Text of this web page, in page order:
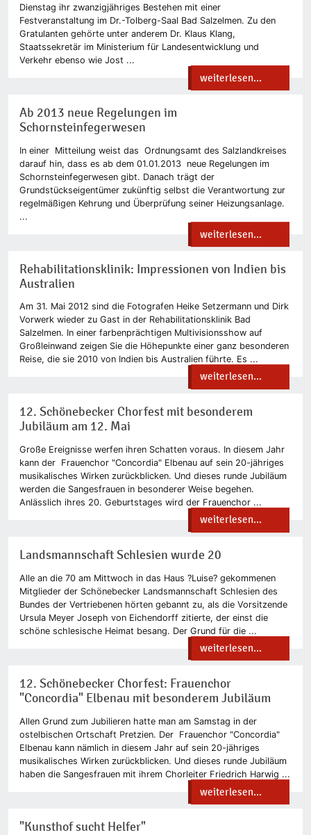
Dienstag ihr zwanzigjähriges Bestehen mit einer
Festveranstaltung im Dr.-Tolberg-Saal Bad Salzelmen. Zu den
Gratulanten gehörte unter anderem Dr. Klaus Klang,
Staatssekretär im Ministerium für Landesentwicklung und
Verkehr ebenso wie Jost ...
weiterlesen...
Ab 2013 neue Regelungen im
Schornsteinfegerwesen
In einer Mitteilung weist das Ordnungsamt des Salzlandkreises
darauf hin, dass es ab dem 01.01.2013 neue Regelungen im
Schornsteinfegerwesen gibt. Danach trägt der
Grundstückseigentümer zukünftig selbst die Verantwortung zur
regelmäßigen Kehrung und Überprüfung seiner Heizungsanlage.
...
weiterlesen...
Rehabilitationsklinik: Impressionen von Indien bis
Australien
Am 31. Mai 2012 sind die Fotografen Heike Setzermann und Dirk
Vorwerk wieder zu Gast in der Rehabilitationsklinik Bad
Salzelmen. In einer farbenprächtigen Multivisionsshow auf
Großleinwand zeigen Sie die Höhepunkte einer ganz besonderen
Reise, die sie 2010 von Indien bis Australien führte. Es ...
weiterlesen...
12. Schönebecker Chorfest mit besonderem
Jubiläum am 12. Mai
Große Ereignisse werfen ihren Schatten voraus. In diesem Jahr
kann der Frauenchor "Concordia" Elbenau auf sein 20-jähriges
musikalisches Wirken zurückblicken. Und dieses runde Jubiläum
werden die Sangesfrauen in besonderer Weise begehen.
Anlässlich ihres 20. Geburtstages wird der Frauenchor ...
weiterlesen...
Landsmannschaft Schlesien wurde 20
Alle an die 70 am Mittwoch in das Haus ?Luise? gekommenen
Mitglieder der Schönebecker Landsmannschaft Schlesien des
Bundes der Vertriebenen hörten gebannt zu, als die Vorsitzende
Ursula Meyer Joseph von Eichendorff zitierte, der einst die
schöne schlesische Heimat besang. Der Grund für die ...
weiterlesen...
12. Schönebecker Chorfest: Frauenchor
"Concordia" Elbenau mit besonderem Jubiläum
Allen Grund zum Jubilieren hatte man am Samstag in der
ostelbischen Ortschaft Pretzien. Der Frauenchor "Concordia"
Elbenau kann nämlich in diesem Jahr auf sein 20-jähriges
musikalisches Wirken zurückblicken. Und dieses runde Jubiläum
haben die Sangesfrauen mit ihrem Chorleiter Friedrich Harwig ...
weiterlesen...
"Kunsthof sucht Helfer"